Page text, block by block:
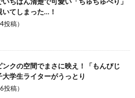
いてしまった…！
投稿）
ンクの空間でまさに映え！「もんびじ
大学生ライターがうっとり
投稿）